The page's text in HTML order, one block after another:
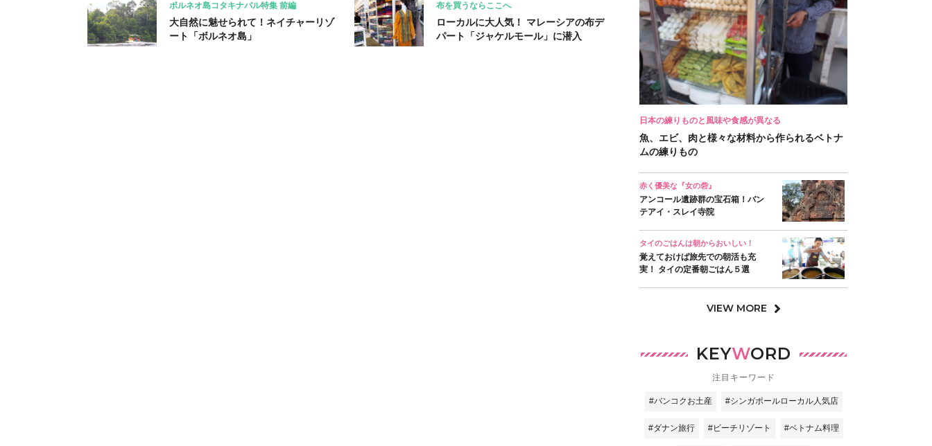
ボルネオ島コタキナバル特集 前編
大自然に魅せられて！ネイチャーリゾ
ート「ボルネオ島」
布を買うならここへ
ローカルに大人気！ マレーシアの布デ
パート「ジャケルモール」に潜入
日本の練りものと風味や食感が異なる
魚、エビ、肉と様々な材料から作られるベトナ
ムの練りもの
赤く優美な『女の砦』
アンコール遺跡群の宝石箱！バン
テアイ・スレイ寺院
タイのごはんは朝からおいしい！
覚えておけば旅先での朝活も充
実！ タイの定番朝ごはん５選
VIEW MORE
KEYWORD
注目キーワード
#バンコクお土産 #シンガポールローカル人気店
#ダナン旅行 #ビーチリゾート #ベトナム料理